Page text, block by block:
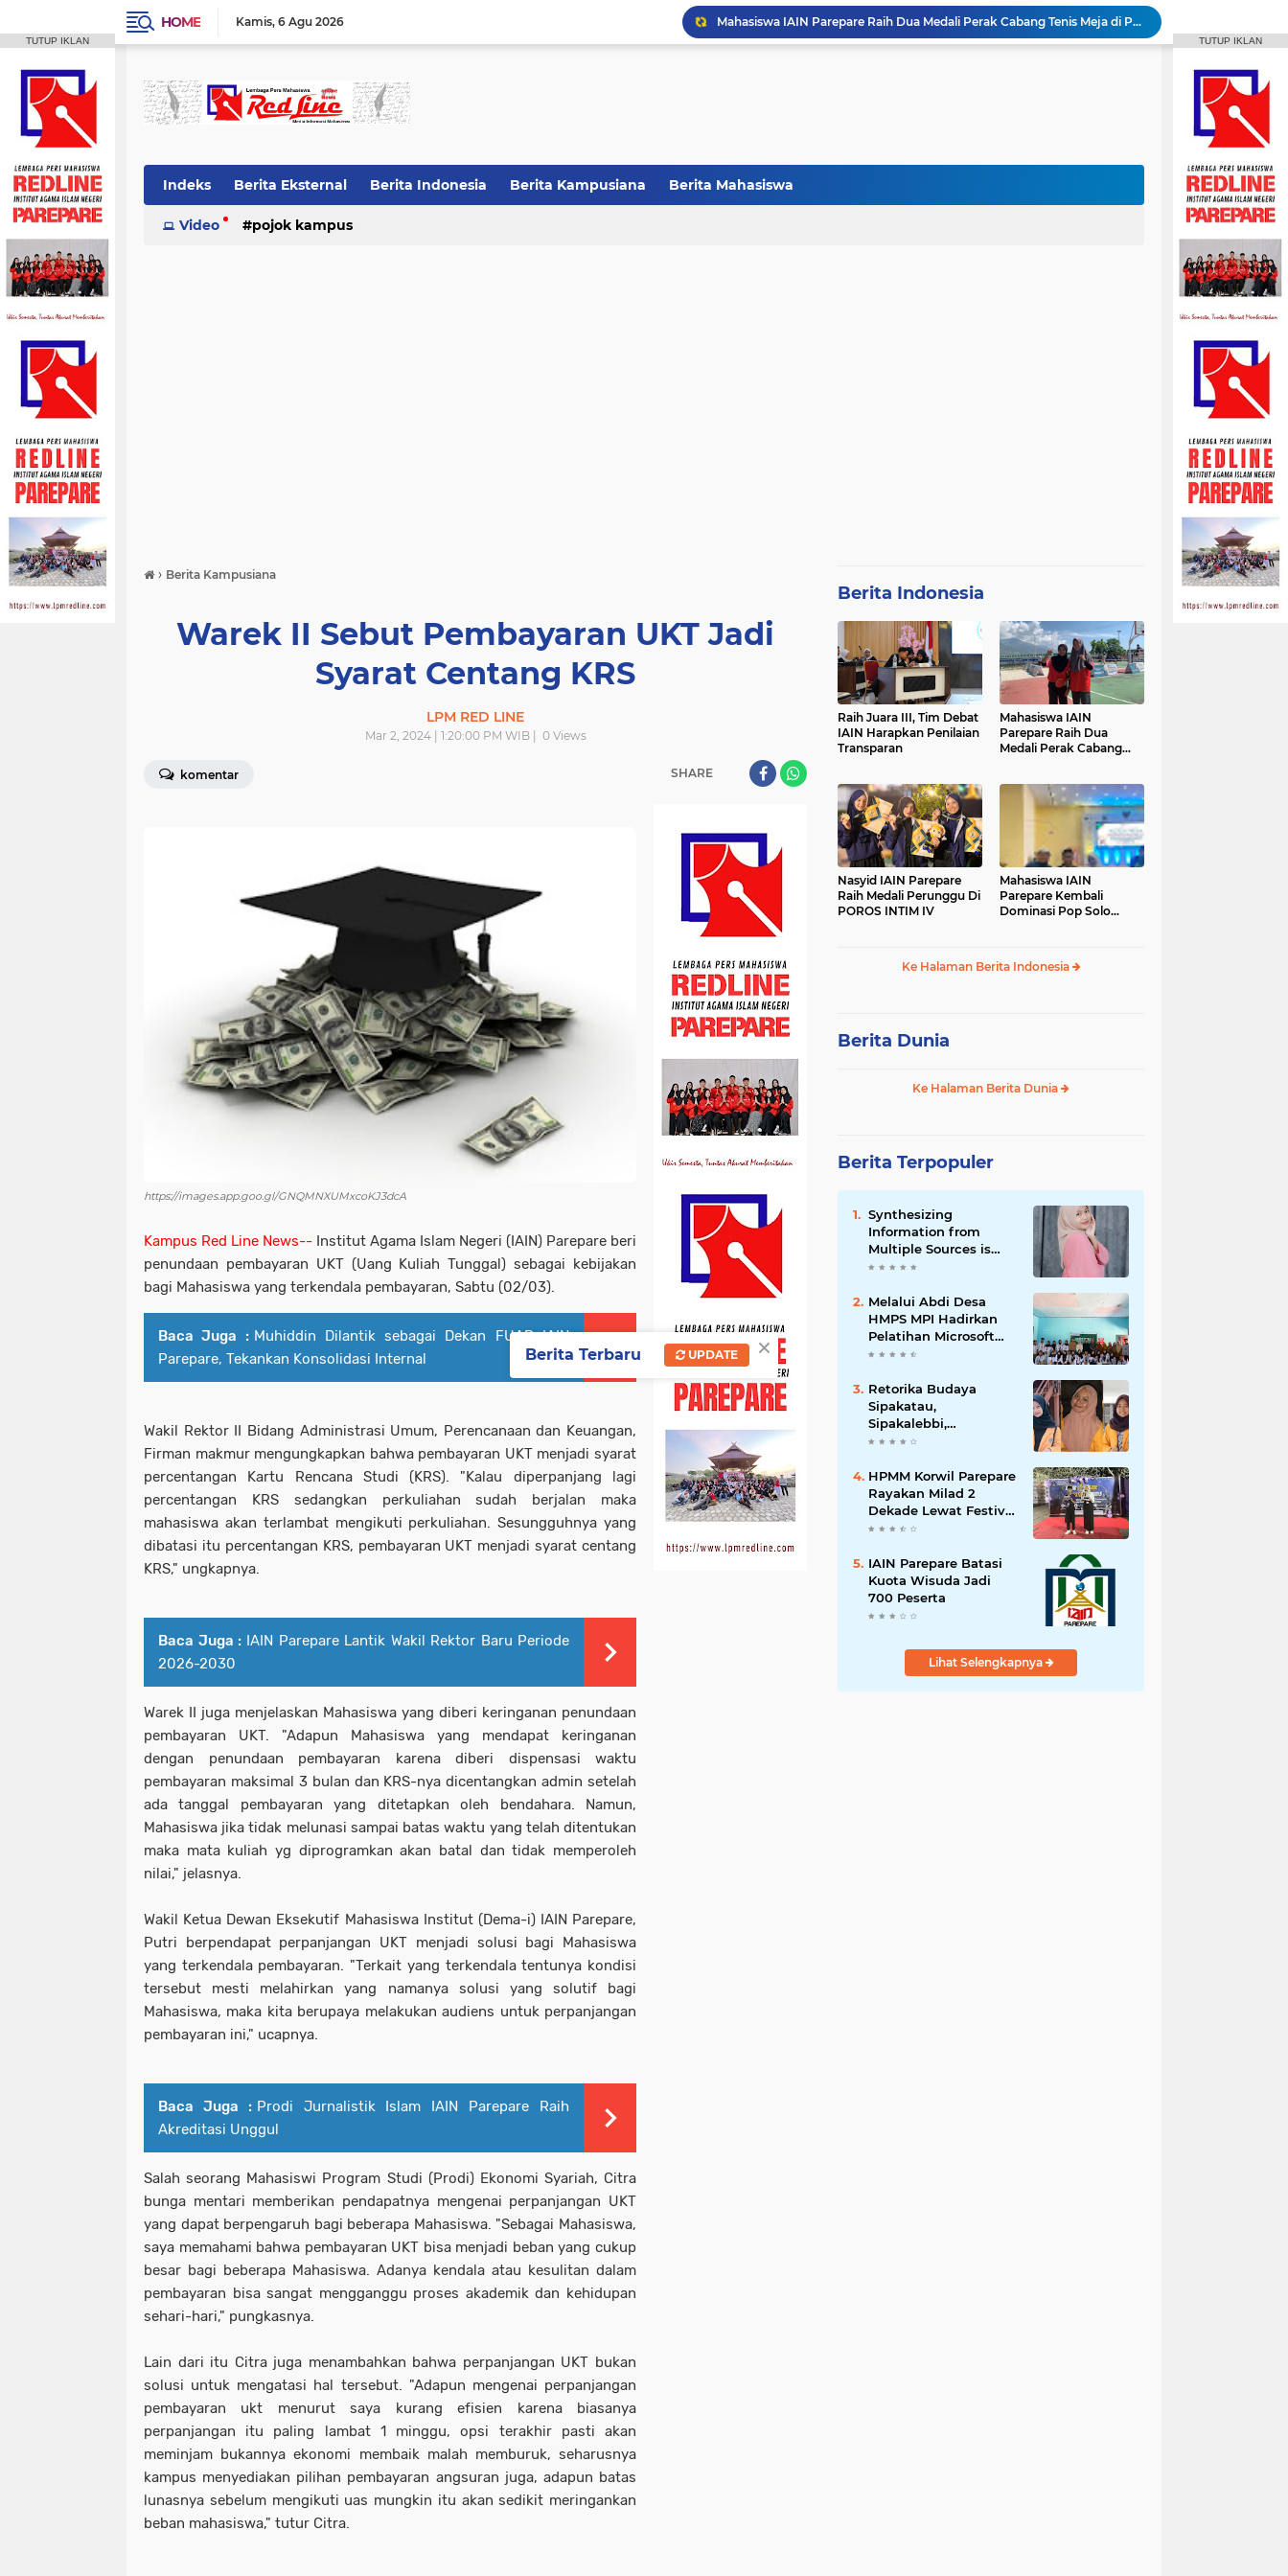
HOME Kamis 6 Agu 2026
Melalui Abdi Desa HMPS MPI Hadirkan Pelatihan Microsoft Office
HPMM Korwil Parepare Rayakan Milad 2 Dekade Lewat Festival Budaya Massenrempulu
FAKSHI Gelar Yudisium, Mahasiswa Diajak Terus Semangat Berproses
Raih Juara III, Tim Debat IAIN Harapkan Penilaian Transparan
Indeks Berita Eksternal Berita Indonesia Berita Kampusiana Berita Mahasiswa
Video pojok kampus
› Berita Kampusiana
Warek II Sebut Pembayaran UKT Jadi
Syarat Centang KRS
LPM RED LINE
Mar 2, 2024 | 1:20:00 PM WIB | 0Views
komentar SHARE
https://images.app.goo.gl/GNQMNXUMxcoKJ3dcA
Kampus Red Line News-- Institut Agama Islam Negeri (IAIN) Parepare beri
penundaan pembayaran UKT (Uang Kuliah Tunggal) sebagai kebijakan
bagi Mahasiswa yang terkendala pembayaran, Sabtu (02/03).
Baca Juga : Muhiddin Dilantik sebagai Dekan FUAD IAIN
Parepare, Tekankan Konsolidasi Internal
Wakil Rektor II Bidang Administrasi Umum, Perencanaan dan Keuangan,
Firman makmur mengungkapkan bahwa pembayaran UKT menjadi syarat
percentangan Kartu Rencana Studi (KRS). "Kalau diperpanjang lagi
percentangan KRS sedangkan perkuliahan sudah berjalan maka
mahasiswa akan terlambat mengikuti perkuliahan. Sesungguhnya yang
dibatasi itu percentangan KRS, pembayaran UKT menjadi syarat centang
KRS," ungkapnya.
Baca Juga : IAIN Parepare Lantik Wakil Rektor Baru Periode
2026-2030
Warek II juga menjelaskan Mahasiswa yang diberi keringanan penundaan
pembayaran UKT. "Adapun Mahasiswa yang mendapat keringanan
dengan penundaan pembayaran karena diberi dispensasi waktu
pembayaran maksimal 3 bulan dan KRS-nya dicentangkan admin setelah
ada tanggal pembayaran yang ditetapkan oleh bendahara. Namun,
Mahasiswa jika tidak melunasi sampai batas waktu yang telah ditentukan
maka mata kuliah yg diprogramkan akan batal dan tidak memperoleh
nilai," jelasnya.
Wakil Ketua Dewan Eksekutif Mahasiswa Institut (Dema-i) IAIN Parepare,
Putri berpendapat perpanjangan UKT menjadi solusi bagi Mahasiswa
yang terkendala pembayaran. "Terkait yang terkendala tentunya kondisi
tersebut mesti melahirkan yang namanya solusi yang solutif bagi
Mahasiswa, maka kita berupaya melakukan audiens untuk perpanjangan
pembayaran ini," ucapnya.
Baca Juga : Prodi Jurnalistik Islam IAIN Parepare Raih
Akreditasi Unggul
Salah seorang Mahasiswi Program Studi (Prodi) Ekonomi Syariah, Citra
bunga mentari memberikan pendapatnya mengenai perpanjangan UKT
yang dapat berpengaruh bagi beberapa Mahasiswa. "Sebagai Mahasiswa,
saya memahami bahwa pembayaran UKT bisa menjadi beban yang cukup
besar bagi beberapa Mahasiswa. Adanya kendala atau kesulitan dalam
pembayaran bisa sangat mengganggu proses akademik dan kehidupan
sehari-hari," pungkasnya.
Lain dari itu Citra juga menambahkan bahwa perpanjangan UKT bukan
solusi untuk mengatasi hal tersebut. "Adapun mengenai perpanjangan
pembayaran ukt menurut saya kurang efisien karena biasanya
perpanjangan itu paling lambat 1 minggu, opsi terakhir pasti akan
meminjam bukannya ekonomi membaik malah memburuk, seharusnya
kampus menyediakan pilihan pembayaran angsuran juga, adapun batas
lunasnya sebelum mengikuti uas mungkin itu akan sedikit meringankan
beban mahasiswa," tutur Citra.
Berita Indonesia
Raih Juara III, Tim Debat
IAIN Harapkan Penilaian
Transparan
Mahasiswa IAIN
Parepare Raih Dua
Medali Perak Cabang
Nasyid IAIN Parepare
Raih Medali Perunggu Di
POROS INTIM IV
Mahasiswa IAIN
Parepare Kembali
Dominasi Pop Solo
Ke Halaman Berita Indonesia
Berita Dunia
Ke Halaman Berita Dunia
Berita Terpopuler
Synthesizing
Information from
Multiple Sources is
Important
Melalui Abdi Desa
HMPS MPI Hadirkan
Pelatihan Microsoft
Office
Retorika Budaya
Sipakatau,
Sipakalebbi,
Sipakainge yang
Suku Bugis
HPMM Korwil Parepare
Rayakan Milad 2
Dekade Lewat Festival
Budaya
IAIN Parepare Batasi
Kuota Wisuda Jadi
700 Peserta
Lihat Selengkapnya
TUTUP IKLAN TUTUP IKLAN
×
Berita Terbaru UPDATE